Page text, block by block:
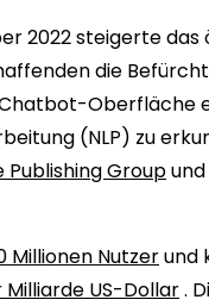
2022 steigerte
die
Oberfläche
(NLP) zu
Publishing Groupund
Millionen Nutzerund
US-Dollar.